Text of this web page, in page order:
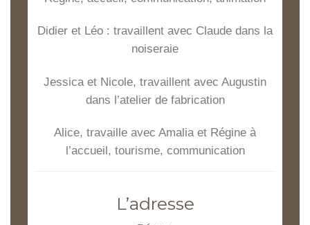
Didier et Léo : travaillent avec Claude dans la
noiseraie
Jessica et Nicole, travaillent avec Augustin
dans l’atelier de fabrication
Alice, travaille avec Amalia et Régine à
l’accueil, tourisme, communication
L’adresse